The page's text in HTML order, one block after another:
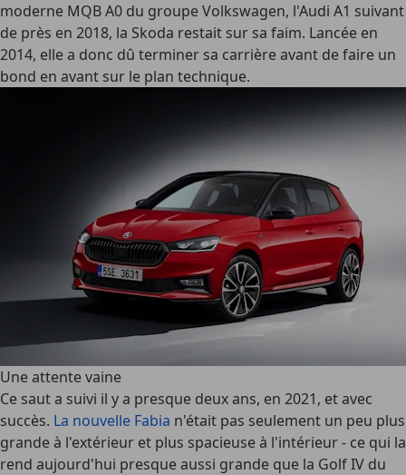
moderne MQB A0 du groupe Volkswagen, l'Audi A1 suivant
de près en 2018, la Skoda restait sur sa faim. Lancée en
2014, elle a donc dû terminer sa carrière avant de faire un
bond en avant sur le plan technique.
Une attente vaine
Ce saut a suivi il y a presque deux ans, en 2021, et avec
succès. La nouvelle Fabia n'était pas seulement un peu plus
grande à l'extérieur et plus spacieuse à l'intérieur - ce qui la
rend aujourd'hui presque aussi grande que la Golf IV du